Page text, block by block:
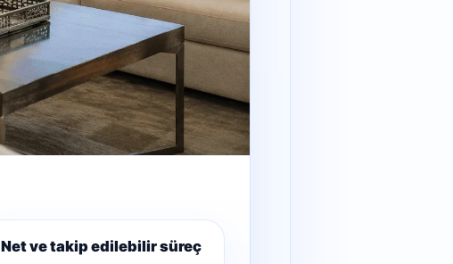
Net ve takip edilebilir süreç